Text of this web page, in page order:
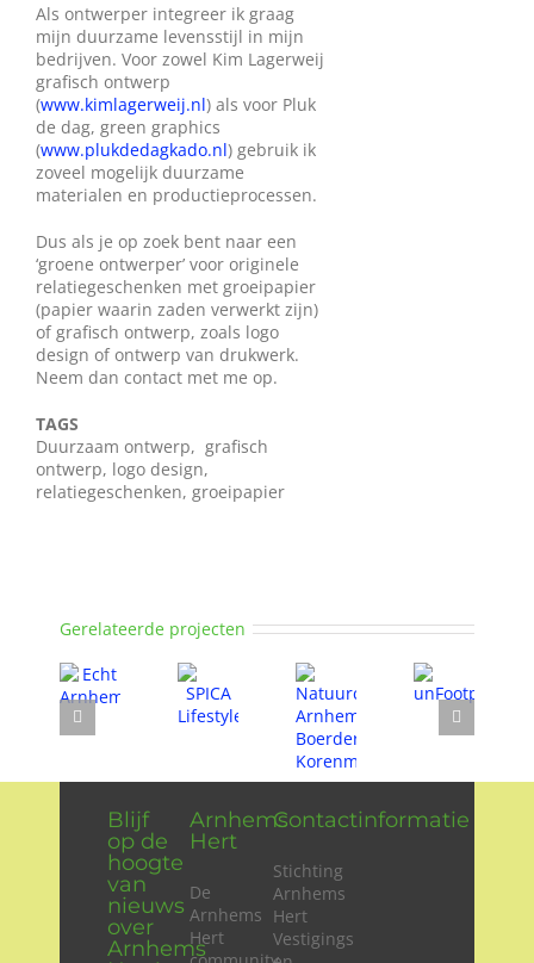
Vacatures
Als ontwerper integreer ik graag
mijn duurzame levensstijl in mijn
bedrijven. Voor zowel Kim Lagerweij
grafisch ontwerp
(www.kimlagerweij.nl) als voor Pluk
de dag, green graphics
(www.plukdedagkado.nl) gebruik ik
zoveel mogelijk duurzame
materialen en productieprocessen.
Dus als je op zoek bent naar een
‘groene ontwerper’ voor originele
relatiegeschenken met groeipapier
(papier waarin zaden verwerkt zijn)
of grafisch ontwerp, zoals logo
design of ontwerp van drukwerk.
Neem dan contact met me op.
TAGS
Duurzaam ontwerp, grafisch
ontwerp, logo design,
relatiegeschenken, groeipapier
Gerelateerde projecten
Blijf
op de
hoogte
van
nieuws
over
Arnhems
Arnhems
Hert
De
Arnhems
Hert
Contactinformatie
Stichting
Arnhems
Hert
Vestigings